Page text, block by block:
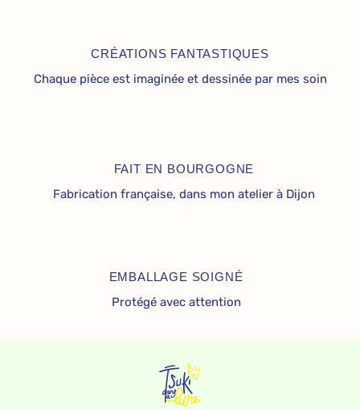
CRÉATIONS FANTASTIQUES
Chaque pièce est imaginée et dessinée par mes soin
FAIT EN BOURGOGNE
Fabrication française, dans mon atelier à Dijon
EMBALLAGE SOIGNÉ
Protégé avec attention